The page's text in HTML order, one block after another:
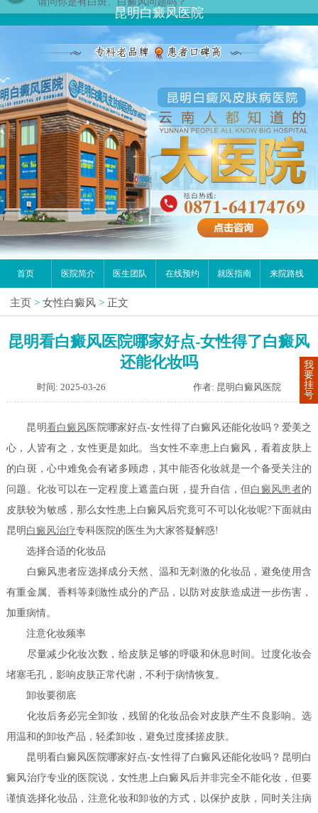
昆明白癜风医院
首页 医院简介 医生团队 在线预约 就医指南 来院路线
主页 > 女性白癜风 > 正文
昆明看白癜风医院哪家好点-女性得了白癜风
还能化妆吗
时间: 2025-03-26 作者: 昆明白癜风医院
昆明看白癜风 医院哪家好点-女性得了白癜风还能化妆吗？爱美之
心，人皆有之，女性更是如此。当女性不幸患上白癜风，看着皮肤上
的白斑，心中难免会有诸多顾虑，其中能否化妆就是一个备受关注的
问题。化妆可以在一定程度上遮盖白斑，提升自信，但 白癜风患者的
皮肤较为敏感，那么女性患上白癜风后究竟可不可以化妆呢?下面就由
昆明 白癜风治疗专科医院的医生为大家答疑解惑!
选择合适的化妆品
白癜风患者应选择成分天然、温和无刺激的化妆品，避免使用含
有重金属、香料等刺激性成分的产品，以防对皮肤造成进一步伤害，
加重病情。
注意化妆频率
尽量减少化妆次数，给皮肤足够的呼吸和休息时间。过度化妆会
堵塞毛孔，影响皮肤正常代谢，不利于病情恢复。
卸妆要彻底
化妆后务必完全卸妆，残留的化妆品会对皮肤产生不良影响。选
用温和的卸妆产品，轻柔卸妆，避免过度揉搓皮肤。
昆明看白癜风医院哪家好点-女性得了白癜风还能化妆吗？昆明白
癜风治疗专业的医院说，女性患上白癜风后并非完全不能化妆，但要
谨慎选择化妆品，注意化妆和卸妆的方式，以保护皮肤，同时关注病
我
要
挂
号